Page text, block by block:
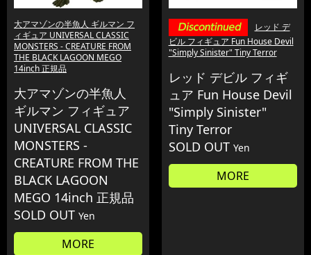
大アマゾンの半魚人 ギルマン フ
ィギュア UNIVERSAL CLASSIC
MONSTERS - CREATURE FROM
THE BLACK LAGOON MEGO
14inch 正規品
大アマゾンの半魚人
ギルマン フィギュア
UNIVERSAL CLASSIC
MONSTERS -
CREATURE FROM THE
BLACK LAGOON
MEGO 14inch 正規品
SOLD OUT Yen
MORE
レッド デ
ビル フィギュア Fun House Devil
"Simply Sinister" Tiny Terror
レッド デビル フィギ
ュア Fun House Devil
"Simply Sinister"
Tiny Terror
SOLD OUT Yen
MORE